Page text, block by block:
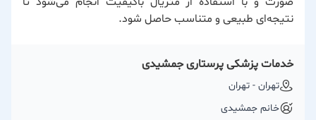
نتیجه‌ای طبیعی و متناسب حاصل شود.
خدمات پزشکی پرستاری جمشیدی
تهران - تهران
خانم جمشیدی